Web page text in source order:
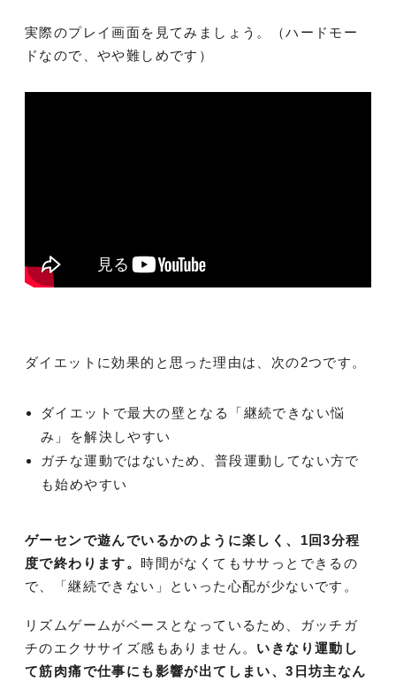
実際のプレイ画面を見てみましょう。（ハードモー
ドなので、やや難しめです）
ダイエットに効果的と思った理由は、次の2つです。
ダイエットで最大の壁となる「継続できない悩
み」を解決しやすい
ガチな運動ではないため、普段運動してない方で
も始めやすい
ゲーセンで遊んでいるかのように楽しく、1回3分程
度で終わります。時間がなくてもササっとできるの
で、「継続できない」といった心配が少ないです。
リズムゲームがベースとなっているため、ガッチガ
チのエクササイズ感もありません。 いきなり運動し
て筋肉痛で仕事にも影響が出てしまい、3日坊主なん